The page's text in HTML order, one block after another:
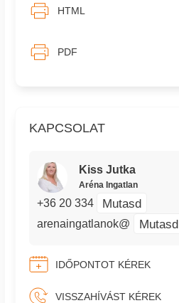
KAPCSOLAT
Kiss Jutka
Aréna Ingatlan
+36 20 334 Mutasd
arenaingatlanok@ Mutasd
IDŐPONTOT KÉREK
VISSZAHÍVÁST KÉREK
HTML
PDF